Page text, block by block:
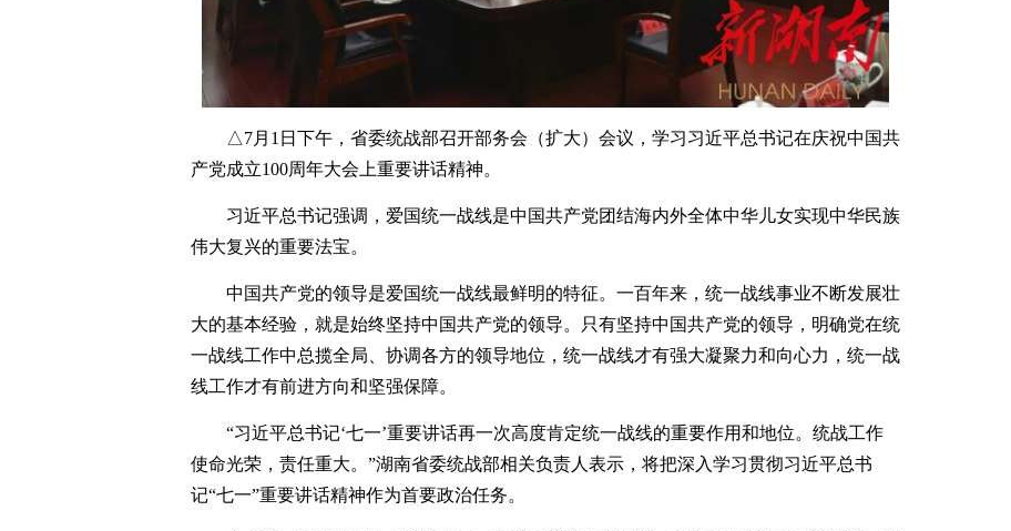
△7月1日下午，省委统战部召开部务会（扩大）会议，学习习近平总书记在庆祝中国共
产党成立100周年大会上重要讲话精神。
习近平总书记强调，爱国统一战线是中国共产党团结海内外全体中华儿女实现中华民族
伟大复兴的重要法宝。
中国共产党的领导是爱国统一战线最鲜明的特征。一百年来，统一战线事业不断发展壮
大的基本经验，就是始终坚持中国共产党的领导。只有坚持中国共产党的领导，明确党在统
一战线工作中总揽全局、协调各方的领导地位，统一战线才有强大凝聚力和向心力，统一战
线工作才有前进方向和坚强保障。
“习近平总书记‘七一’重要讲话再一次高度肯定统一战线的重要作用和地位。统战工作
使命光荣，责任重大。”湖南省委统战部相关负责人表示，将把深入学习贯彻习近平总书
记“七一”重要讲话精神作为首要政治任务。